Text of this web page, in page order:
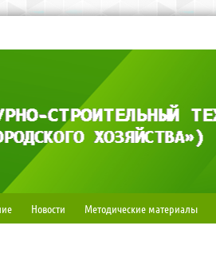
Новости Методические материалы